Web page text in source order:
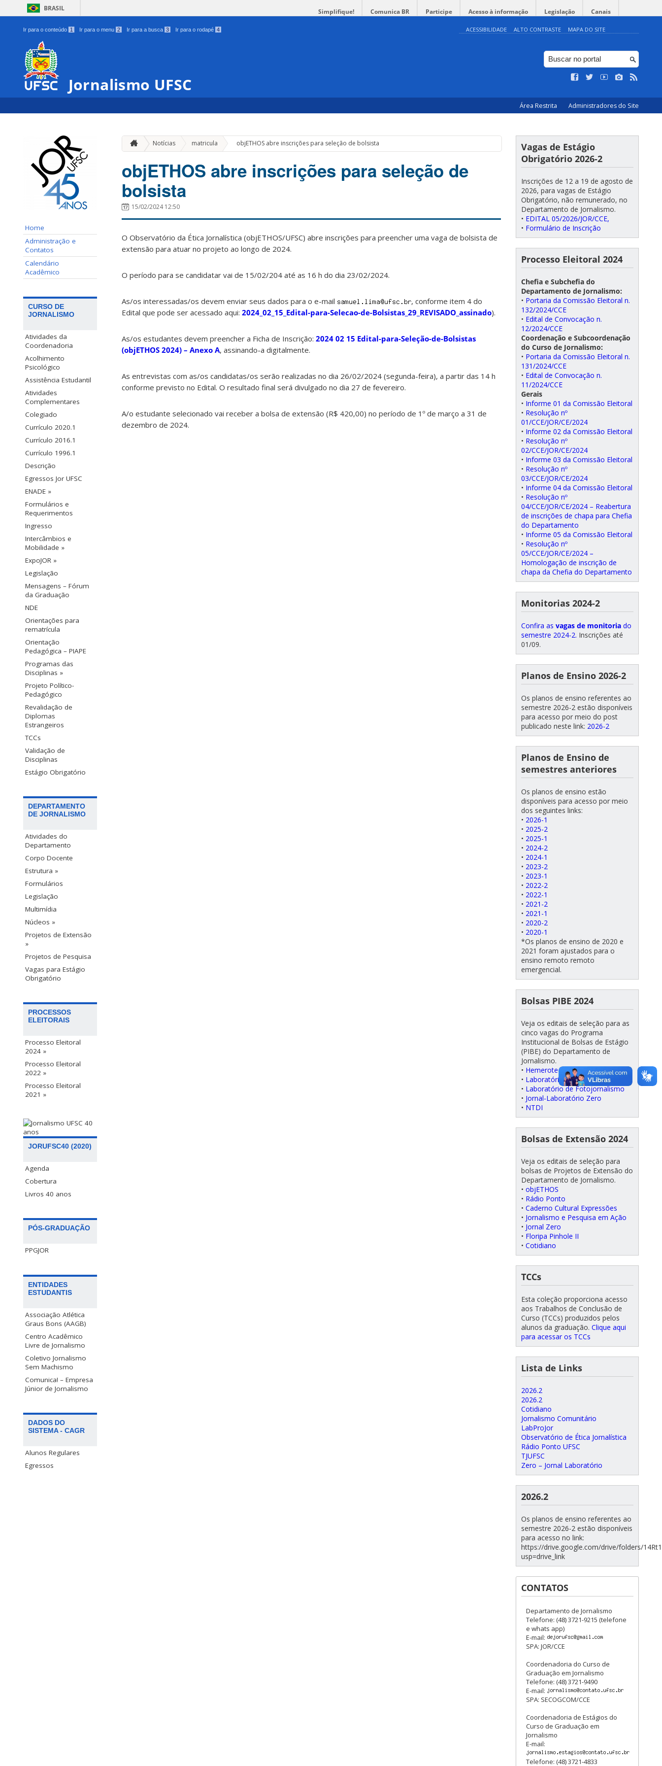
BRASIL Simplifique! Comunica BR Participe Acesso à informação Legislação Canais
Ir para o conteúdo 1 Ir para o menu 2 Ir para a busca 3 Ir para o rodapé 4 ACESSIBILIDADE ALTO CONTRASTE MAPA DO SITE
Jornalismo UFSC
Área Restrita Administradores do Site
Home
Administração e
Contatos
Calendário
Acadêmico
CURSO DE
JORNALISMO
Atividades da
Coordenadoria
Acolhimento
Psicológico
Assistência Estudantil
Atividades
Complementares
Colegiado
Currículo 2020.1
Currículo 2016.1
Currículo 1996.1
Descrição
Egressos Jor UFSC
ENADE »
Formulários e
Requerimentos
Ingresso
Intercâmbios e
Mobilidade »
ExpoJOR »
Legislação
Mensagens – Fórum
da Graduação
NDE
Orientações para
rematrícula
Orientação
Pedagógica – PIAPE
Programas das
Disciplinas »
Projeto Político-
Pedagógico
Revalidação de
Diplomas
Estrangeiros
TCCs
Validação de
Disciplinas
Estágio Obrigatório
DEPARTAMENTO
DE JORNALISMO
Atividades do
Departamento
Corpo Docente
Estrutura »
Formulários
Legislação
Multimídia
Núcleos »
Projetos de Extensão
»
Projetos de Pesquisa
Vagas para Estágio
Obrigatório
PROCESSOS
ELEITORAIS
Processo Eleitoral
2024 »
Processo Eleitoral
2022 »
Processo Eleitoral
2021 »
JORUFSC40 (2020)
Agenda
Cobertura
Livros 40 anos
PÓS-GRADUAÇÃO
PPGJOR
ENTIDADES
ESTUDANTIS
Associação Atlética
Graus Bons (AAGB)
Centro Acadêmico
Livre de Jornalismo
Coletivo Jornalismo
Sem Machismo
Comunica! – Empresa
Júnior de Jornalismo
DADOS DO
SISTEMA - CAGR
Alunos Regulares
Egressos
Notícias matricula » objETHOS abre inscrições para seleção de bolsista
objETHOS abre inscrições para seleção de
bolsista
15/02/2024 12:50
O Observatório da Ética Jornalística (objETHOS/UFSC) abre inscrições para preencher uma vaga de bolsista de
extensão para atuar no projeto ao longo de 2024.
O período para se candidatar vai de 15/02/204 até as 16 h do dia 23/02/2024.
As/os interessadas/os devem enviar seus dados para o e-mail
, conforme item 4 do
Edital que pode ser acessado aqui: 2024_02_15_Edital-para-Selecao-de-Bolsistas_29_REVISADO_assinado).
As/os estudantes devem preencher a Ficha de Inscrição: 2024 02 15 Edital-para-Seleção-de-Bolsistas
(objETHOS 2024) – Anexo A, assinando-a digitalmente.
As entrevistas com as/os candidatas/os serão realizadas no dia 26/02/2024 (segunda-feira), a partir das 14 h
conforme previsto no Edital. O resultado final será divulgado no dia 27 de fevereiro.
A/o estudante selecionado vai receber a bolsa de extensão (R$ 420,00) no período de 1º de março a 31 de
dezembro de 2024.
Vagas de Estágio
Obrigatório 2026-2
Inscrições de 12 a 19 de agosto de
2026, para vagas de Estágio
Obrigatório, não remunerado, no
Departamento de Jornalismo.
• EDITAL 05/2026/JOR/CCE,
• Formulário de Inscrição
Processo Eleitoral 2024
Chefia e Subchefia do
Departamento de Jornalismo:
• Portaria da Comissão Eleitoral n.
132/2024/CCE
• Edital de Convocação n.
12/2024/CCE
Coordenação e Subcoordenação
do Curso de Jornalismo:
• Portaria da Comissão Eleitoral n.
131/2024/CCE
• Edital de Convocação n.
11/2024/CCE
Gerais
• Informe 01 da Comissão Eleitoral
• Resolução nº
01/CCE/JOR/CE/2024
• Informe 02 da Comissão Eleitoral
• Resolução nº
02/CCE/JOR/CE/2024
• Informe 03 da Comissão Eleitoral
• Resolução nº
03/CCE/JOR/CE/2024
• Informe 04 da Comissão Eleitoral
• Resolução nº
04/CCE/JOR/CE/2024 – Reabertura
de inscrições de chapa para Chefia
do Departamento
• Informe 05 da Comissão Eleitoral
• Resolução nº
05/CCE/JOR/CE/2024 –
Homologação de inscrição de
chapa da Chefia do Departamento
Monitorias 2024-2
Confira as vagas de monitoria do
semestre 2024-2. Inscrições até
01/09.
Planos de Ensino 2026-2
Os planos de ensino referentes ao
semestre 2026-2 estão disponíveis
para acesso por meio do post
publicado neste link: 2026-2
Planos de Ensino de
semestres anteriores
Os planos de ensino estão
disponíveis para acesso por meio
dos seguintes links:
• 2026-1
• 2025-2
• 2025-1
• 2024-2
• 2024-1
• 2023-2
• 2023-1
• 2022-2
• 2022-1
• 2021-2
• 2021-1
• 2020-2
• 2020-1
*Os planos de ensino de 2020 e
2021 foram ajustados para o
ensino remoto remoto
emergencial.
Bolsas PIBE 2024
Veja os editais de seleção para as
cinco vagas do Programa
Institucional de Bolsas de Estágio
(PIBE) do Departamento de
Jornalismo.
• Hemeroteca/Coordenação
• Laboratório de Radiojornalismo
• Laboratório de Fotojornalismo
• Jornal-Laboratório Zero
• NTDI
Bolsas de Extensão 2024
Veja os editais de seleção para
bolsas de Projetos de Extensão do
Departamento de Jornalismo.
• objETHOS
• Rádio Ponto
• Caderno Cultural Expressões
• Jornalismo e Pesquisa em Ação
• Jornal Zero
• Floripa Pinhole II
• Cotidiano
TCCs
Esta coleção proporciona acesso
aos Trabalhos de Conclusão de
Curso (TCCs) produzidos pelos
alunos da graduação. Clique aqui
para acessar os TCCs
Lista de Links
2026.2
2026.2
Cotidiano
Jornalismo Comunitário
LabProJor
Observatório de Ética Jornalística
Rádio Ponto UFSC
TJUFSC
Zero – Jornal Laboratório
2026.2
Os planos de ensino referentes ao
semestre 2026-2 estão disponíveis
para acesso no link:
https://drive.google.com/drive/folders/
usp=drive_link
CONTATOS
Departamento de Jornalismo
Telefone: (48) 3721-9215 (telefone
e whats app)
E-mail:
SPA: JOR/CCE
Coordenadoria do Curso de
Graduação em Jornalismo
Telefone: (48) 3721-9490
E-mail:
SPA: SECOGCOM/CCE
Coordenadoria de Estágios do
Curso de Graduação em
Jornalismo
E-mail:
Telefone: (48) 3721-4833